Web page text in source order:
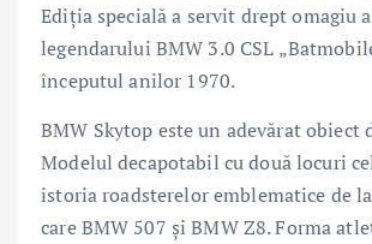
Ediţia specială a servit drept omagiu
legendarului BMW 3.0 CSL
începutul anilor 1970.
BMW Skytop este un adevărat obiect
Modelul decapotabil cu două locuri
istoria roadsterelor emblematice de
care BMW 507 şi BMW Z8. Forma